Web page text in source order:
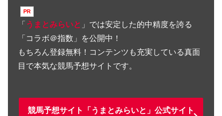
「 うまとみらいと 」では安定した的中精度を誇る
「コラボ＠指数」を公開中！
もちろん登録無料！コンテンツも充実している真面
目で本気な競馬予想サイトです。
競馬予想サイト「うまとみらいと」公式サイト